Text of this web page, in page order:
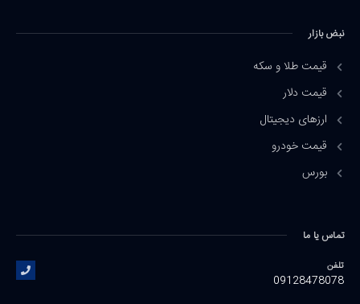
نبض بازار
قیمت طلا و سکه
قیمت دلار
ارزهای دیجیتال
قیمت خودرو
بورس
تماس یا ما
تلفن
09128478078